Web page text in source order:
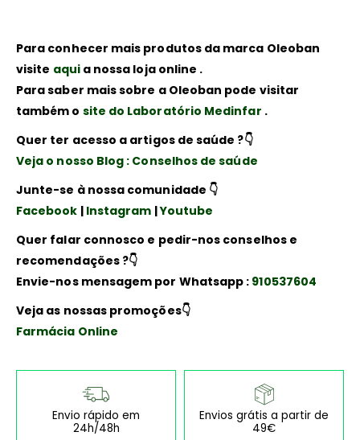
Para conhecer mais produtos da marca Oleoban
visite aquia nossa loja online .
Para saber mais sobre a Oleoban pode visitar
também o site do Laboratório Medinfar .
Quer ter acesso a artigos de saúde ?👇
Veja o nosso Blog : Conselhos de saúde
Junte-se à nossa comunidade 👇
Facebook | Instagram |Youtube
Quer falar connosco e pedir-nos conselhos e
recomendações ?👇
Envie-nos mensagem por Whatsapp : 910537604
Veja as nossas promoções👇
Farmácia Online
Envio rápido em
24h/48h
Envios grátis a partir de
49€